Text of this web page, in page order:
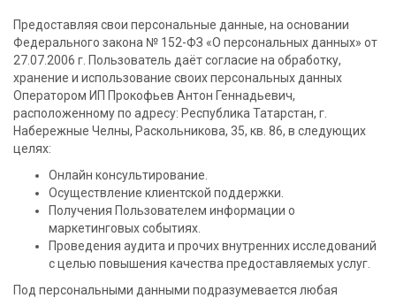
Предоставляя свои персональные данные, на основании
Федерального закона № 152-ФЗ «О персональных данных» от
27.07.2006 г. Пользователь даёт согласие на обработку,
хранение и использование своих персональных данных
Оператором ИП Прокофьев Антон Геннадьевич,
расположенному по адресу: Республика Татарстан, г.
Набережные Челны, Раскольникова, 35, кв. 86, в следующих
целях:
Онлайн консультирование.
Осуществление клиентской поддержки.
Получения Пользователем информации о
маркетинговых событиях.
Проведения аудита и прочих внутренних исследований
с целью повышения качества предоставляемых услуг.
Под персональными данными подразумевается любая